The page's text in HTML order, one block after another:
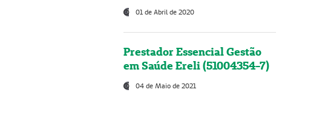
01 de Abril de 2020
Prestador Essencial Gestão
em Saúde Ereli (51004354-7)
04 de Maio de 2021